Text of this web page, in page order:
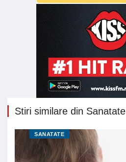
Stiri similare din Sanatate
SANATATE